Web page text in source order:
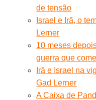
de tensão
Israel e Irã, o
Lerner
10 meses
guerra que
Irã e Israel na
Gad Lerner
A Caixa de